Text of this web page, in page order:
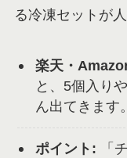
る冷凍セットが人
楽天・
と、5個入り
ん出てきます。
ポイント: 「